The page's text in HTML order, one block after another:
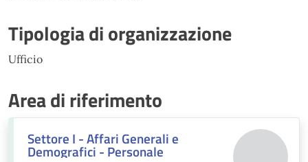
Tipologia di organizzazione
Ufficio
Area di riferimento
Settore I - Affari Generali e
Demografici - Personale